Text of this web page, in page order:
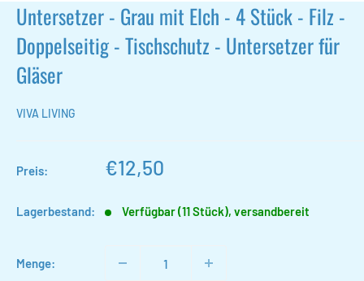
Untersetzer - Grau mit Elch - 4 Stück - Filz -
Doppelseitig - Tischschutz - Untersetzer für
Gläser
VIVA LIVING
Preis: Sonderpreis
€12,50
Lagerbestand: Verfügbar (11 Stück), versandbereit
Menge: